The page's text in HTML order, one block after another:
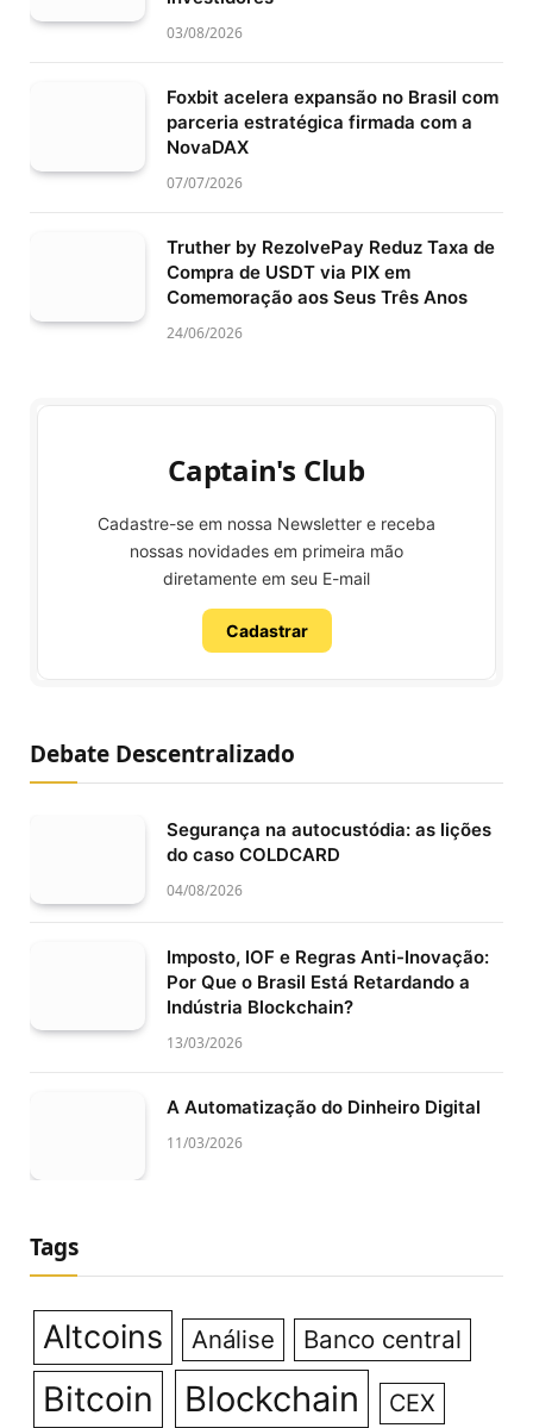
03/08/2026
Foxbit acelera expansão no Brasil com
parceria estratégica firmada com a
NovaDAX
07/07/2026
Truther by RezolvePay Reduz Taxa de
Compra de USDT via PIX em
Comemoração aos Seus Três Anos
24/06/2026
Captain's Club
Cadastre-se em nossa Newsletter e receba
nossas novidades em primeira mão
diretamente em seu E-mail
Cadastrar
Debate Descentralizado
Segurança na autocustódia: as lições
do caso COLDCARD
04/08/2026
Imposto, IOF e Regras Anti-Inovação:
Por Que o Brasil Está Retardando a
Indústria Blockchain?
13/03/2026
A Automatização do Dinheiro Digital
11/03/2026
Tags
Altcoins Análise Banco central
Bitcoin Blockchain CEX